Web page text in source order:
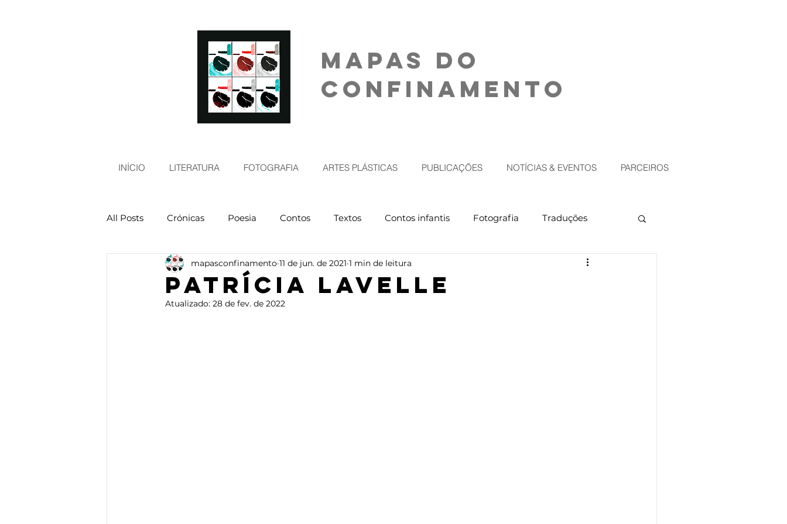
MAPAS DO
CONFINAMENTO
INÍCIO LITERATURA FOTOGRAFIA ARTES PLÁSTICAS PUBLICAÇÕES NOTÍCIAS & EVENTOS PARCEIROS
All Posts Crónicas Poesia Contos Textos Contos infantis Fotografia Traduções
Artes Plásticas
Patrícia Lavelle
mapasconfinamento 11 de jun. de 2021 1 min de leitura
Atualizado: 28 de fev. de 2022